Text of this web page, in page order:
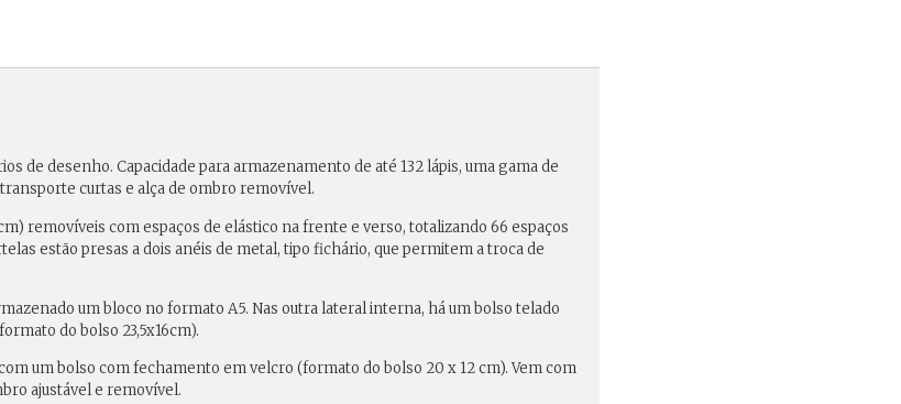
de desenho. Capacidade para armazenamento de até 132 lápis, uma gama de
curtas e alça de ombro removível.
removíveis com espaços de elástico na frente e verso, totalizando 66 espaços
estão presas a dois anéis de metal, tipo fichário, que permitem a troca de
um bloco no formato A5. Nas outra lateral interna, há um bolso telado
do bolso 23,5x16cm).
um bolso com fechamento em velcro (formato do bolso 20 x 12 cm). Vem com
ajustável e removível.